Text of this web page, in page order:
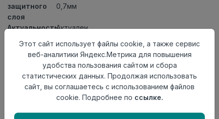
защитного
слоя
0,7мм
АктуальностьАктуален
Размер
доски
152x914мм
Теплый пол
до +27 градусов
Способ
укладки
На клей
4-х сторонняя фаска
Страна
Этот сайт использует файлы cookie, а также сервис
веб-аналитики Яндекс.Метрика для повышения
удобства пользования сайтом и сбора
статистических данных. Продолжая использовать
сайт, вы соглашаетесь с использованием файлов
cookie. Подробнее по ссылке.